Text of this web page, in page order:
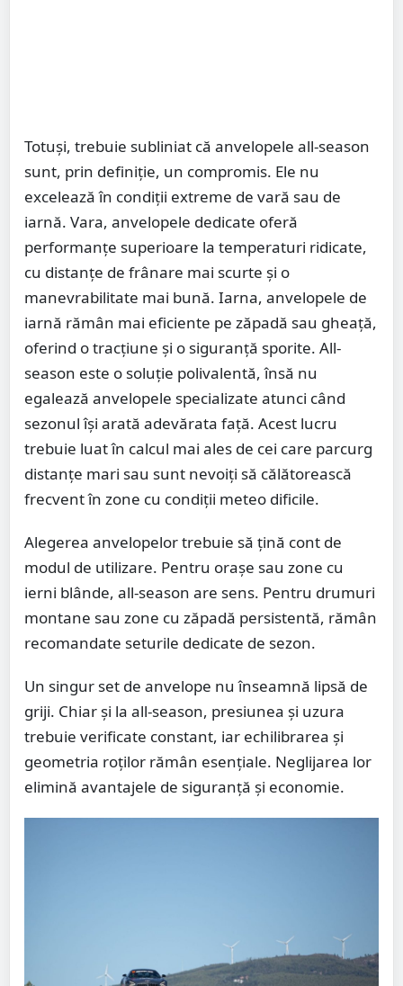
Totuși, trebuie subliniat că anvelopele all-season
sunt, prin definiție, un compromis. Ele nu
excelează în condiții extreme de vară sau de
iarnă. Vara, anvelopele dedicate oferă
performanțe superioare la temperaturi ridicate,
cu distanțe de frânare mai scurte și o
manevrabilitate mai bună. Iarna, anvelopele de
iarnă rămân mai eficiente pe zăpadă sau gheață,
oferind o tracțiune și o siguranță sporite. All-
season este o soluție polivalentă, însă nu
egalează anvelopele specializate atunci când
sezonul își arată adevărata față. Acest lucru
trebuie luat în calcul mai ales de cei care parcurg
distanțe mari sau sunt nevoiți să călătorească
frecvent în zone cu condiții meteo dificile.
Alegerea anvelopelor trebuie să țină cont de
modul de utilizare. Pentru orașe sau zone cu
ierni blânde, all-season are sens. Pentru drumuri
montane sau zone cu zăpadă persistentă, rămân
recomandate seturile dedicate de sezon.
Un singur set de anvelope nu înseamnă lipsă de
griji. Chiar și la all-season, presiunea și uzura
trebuie verificate constant, iar echilibrarea și
geometria roților rămân esențiale. Neglijarea lor
elimină avantajele de siguranță și economie.